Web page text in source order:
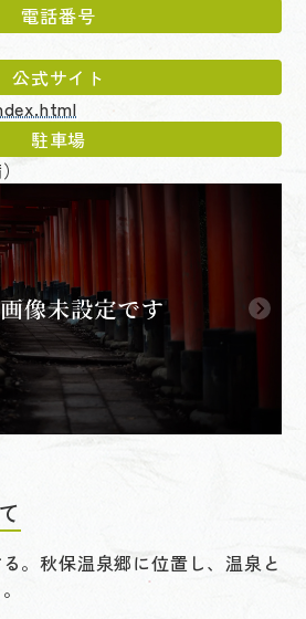
電話番号
公式サイト
駐車場
。秋保温泉郷に位置し、温泉と